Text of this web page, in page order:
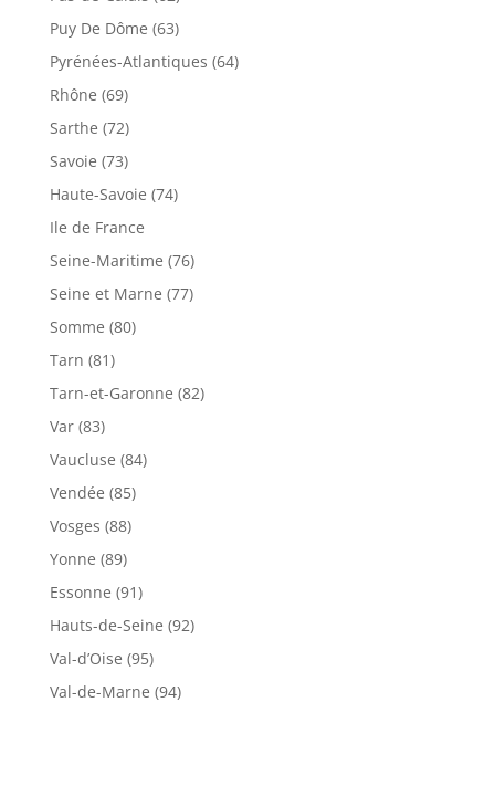
Puy De Dôme (63)
Pyrénées-Atlantiques (64)
Rhône (69)
Sarthe (72)
Savoie (73)
Haute-Savoie (74)
Ile de France
Seine-Maritime (76)
Seine et Marne (77)
Somme (80)
Tarn (81)
Tarn-et-Garonne (82)
Var (83)
Vaucluse (84)
Vendée (85)
Vosges (88)
Yonne (89)
Essonne (91)
Hauts-de-Seine (92)
Val-d’Oise (95)
Val-de-Marne (94)